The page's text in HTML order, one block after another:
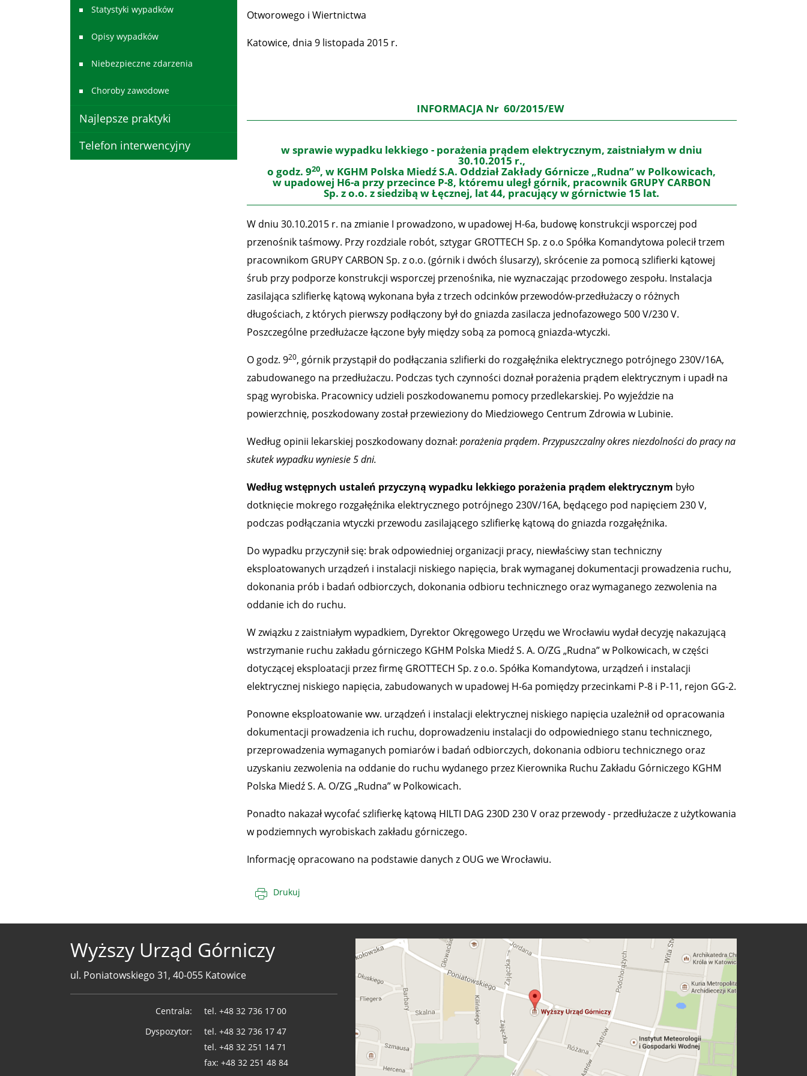
Otworowego i Wiertnictwa
Katowice, dnia 9 listopada 2015 r.
INFORMACJA Nr 60/2015/EW
w sprawie wypadku lekkiego - porażenia prądem elektrycznym, zaistniałym w dniu
30.10.2015 r.,
o godz. 920, w KGHM Polska Miedź S.A. Oddział Zakłady Górnicze „Rudna” w Polkowicach,
w upadowej H6-a przy przecince P-8, któremu uległ górnik, pracownik GRUPY CARBON
Sp. z o.o. z siedzibą w Łęcznej, lat 44, pracujący w górnictwie 15 lat.
W dniu 30.10.2015 r. na zmianie I prowadzono, w upadowej H-6a, budowę konstrukcji wsporczej pod
przenośnik taśmowy. Przy rozdziale robót, sztygar GROTTECH Sp. z o.o Spółka Komandytowa polecił trzem
pracownikom GRUPY CARBON Sp. z o.o. (górnik i dwóch ślusarzy), skrócenie za pomocą szlifierki kątowej
śrub przy podporze konstrukcji wsporczej przenośnika, nie wyznaczając przodowego zespołu. Instalacja
zasilająca szlifierkę kątową wykonana była z trzech odcinków przewodów-przedłużaczy o różnych
długościach, z których pierwszy podłączony był do gniazda zasilacza jednofazowego 500 V/230 V.
Poszczególne przedłużacze łączone były między sobą za pomocą gniazda-wtyczki.
O godz. 920, górnik przystąpił do podłączania szlifierki do rozgałęźnika elektrycznego potrójnego 230V/16A,
zabudowanego na przedłużaczu. Podczas tych czynności doznał porażenia prądem elektrycznym i upadł na
spąg wyrobiska. Pracownicy udzieli poszkodowanemu pomocy przedlekarskiej. Po wyjeździe na
powierzchnię, poszkodowany został przewieziony do Miedziowego Centrum Zdrowia w Lubinie.
Według opinii lekarskiej poszkodowany doznał: porażenia prądem. Przypuszczalny okres niezdolności do pracy na
skutek wypadku wyniesie 5 dni.
Według wstępnych ustaleń przyczyną wypadku lekkiego porażenia prądem elektrycznym było
dotknięcie mokrego rozgałęźnika elektrycznego potrójnego 230V/16A, będącego pod napięciem 230 V,
podczas podłączania wtyczki przewodu zasilającego szlifierkę kątową do gniazda rozgałęźnika.
Do wypadku przyczynił się: brak odpowiedniej organizacji pracy, niewłaściwy stan techniczny
eksploatowanych urządzeń i instalacji niskiego napięcia, brak wymaganej dokumentacji prowadzenia ruchu,
dokonania prób i badań odbiorczych, dokonania odbioru technicznego oraz wymaganego zezwolenia na
oddanie ich do ruchu.
W związku z zaistniałym wypadkiem, Dyrektor Okręgowego Urzędu we Wrocławiu wydał decyzję nakazującą
wstrzymanie ruchu zakładu górniczego KGHM Polska Miedź S. A. O/ZG „Rudna” w Polkowicach, w części
dotyczącej eksploatacji przez firmę GROTTECH Sp. z o.o. Spółka Komandytowa, urządzeń i instalacji
elektrycznej niskiego napięcia, zabudowanych w upadowej H-6a pomiędzy przecinkami P-8 i P-11, rejon GG-2.
Ponowne eksploatowanie ww. urządzeń i instalacji elektrycznej niskiego napięcia uzależnił od opracowania
dokumentacji prowadzenia ich ruchu, doprowadzeniu instalacji do odpowiedniego stanu technicznego,
przeprowadzenia wymaganych pomiarów i badań odbiorczych, dokonania odbioru technicznego oraz
uzyskaniu zezwolenia na oddanie do ruchu wydanego przez Kierownika Ruchu Zakładu Górniczego KGHM
Polska Miedź S. A. O/ZG „Rudna” w Polkowicach.
Ponadto nakazał wycofać szlifierkę kątową HILTI DAG 230D 230 V oraz przewody - przedłużacze z użytkowania
w podziemnych wyrobiskach zakładu górniczego.
Informację opracowano na podstawie danych z OUG we Wrocławiu.
Drukuj
Statystyki wypadków
Opisy wypadków
Niebezpieczne zdarzenia
Choroby zawodowe
Najlepsze praktyki
Telefon interwencyjny
Wyższy Urząd Górniczy
ul. Poniatowskiego 31, 40-055 Katowice
Centrala: tel. +48 32 736 17 00
Dyspozytor:
tel. +48 32 736 17 47
tel. +48 32 251 14 71
fax: +48 32 251 48 84